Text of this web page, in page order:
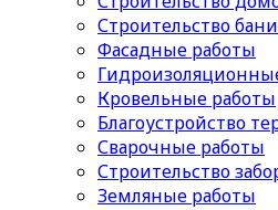
Строительство бани
Фасадные работы
Кровельные работы
Благоустройство
Сварочные работы
Строительство
Земляные работы